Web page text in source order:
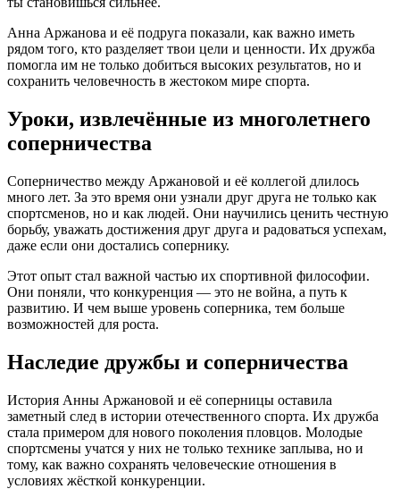
Анна Аржанова и её подруга показали, как важно иметь
рядом того, кто разделяет твои цели и ценности. Их дружба
помогла им не только добиться высоких результатов, но и
сохранить человечность в жестоком мире спорта.
Уроки, извлечённые из многолетнего
соперничества
Соперничество между Аржановой и её коллегой длилось
много лет. За это время они узнали друг друга не только как
спортсменов, но и как людей. Они научились ценить честную
борьбу, уважать достижения друг друга и радоваться успехам,
даже если они достались сопернику.
Этот опыт стал важной частью их спортивной философии.
Они поняли, что конкуренция — это не война, а путь к
развитию. И чем выше уровень соперника, тем больше
возможностей для роста.
Наследие дружбы и соперничества
История Анны Аржановой и её соперницы оставила
заметный след в истории отечественного спорта. Их дружба
стала примером для нового поколения пловцов. Молодые
спортсмены учатся у них не только технике заплыва, но и
тому, как важно сохранять человеческие отношения в
условиях жёсткой конкуренции.